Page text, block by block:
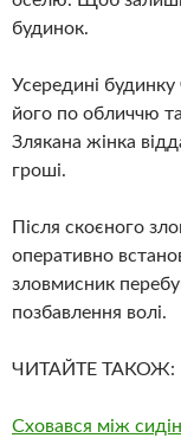
будинок.
Усередині
його по обличчю
Злякана жінка
гроші.
Після скоєного
оперативно
зловмисник
позбавлення волі.
ЧИТАЙТЕ ТАКОЖ:
Сховався між